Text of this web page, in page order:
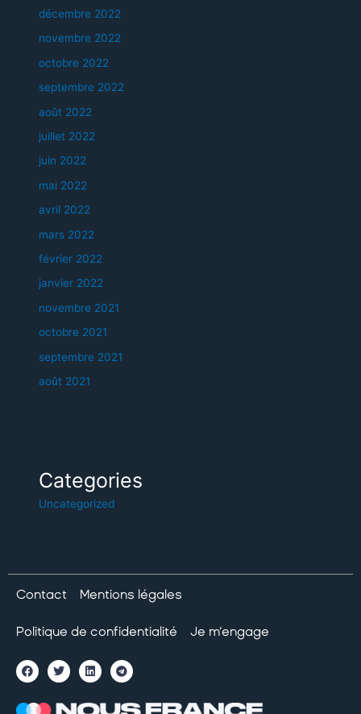
décembre 2022
novembre 2022
octobre 2022
septembre 2022
août 2022
juillet 2022
juin 2022
mai 2022
avril 2022
mars 2022
février 2022
janvier 2022
novembre 2021
octobre 2021
septembre 2021
août 2021
Categories
Uncategorized
Contact Mentions légales
Politique de confidentialité Je m’engage